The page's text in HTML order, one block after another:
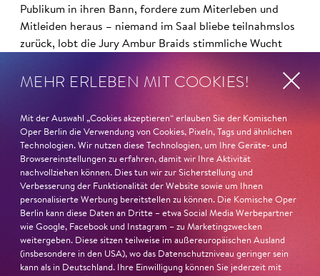
Publikum in ihren Bann, fordere zum Miterleben und
Mitleiden heraus – niemand im Saal bliebe teilnahmslos
zurück, lobt die Jury Ambur Braids stimmliche Wucht
sind Auflehnung und Verletzlichkeit ebenso nachfühlbar
wie die verzweifelte Einsamkeit ihrer Figur.«Jury-
Begründung
MEHR ERLEBEN MIT COOKIES!
Mit der Auswahl „Cookies akzeptieren“ erlauben Sie der Komischen
Oper Berlin die Verwendung von Cookies, Pixeln, Tags und ähnlichen
Technologien. Wir nutzen diese Technologien, um Ihre Geräte- und
Browsereinstellungen zu erfahren, damit wir Ihre Aktivität
nachvollziehen können. Dies tun wir zur Sicherstellung und
Verbesserung der Funktionalität der Website sowie um Ihnen
personalisierte Werbung bereitstellen zu können. Die Komische Oper
Berlin kann diese Daten an Dritte – etwa Social Media Werbepartner
wie Google, Facebook und Instagram – zu Marketingzwecken
weitergeben. Diese sitzen teilweise im außereuropäischen Ausland
(insbesondere in den USA), wo das Datenschutzniveau geringer sein
kann als in Deutschland. Ihre Einwilligung können Sie jederzeit mit